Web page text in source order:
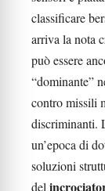
classificare
arriva la nota
può essere
“dominante”
contro missili
discriminanti.
un’epoca di
soluzioni
del